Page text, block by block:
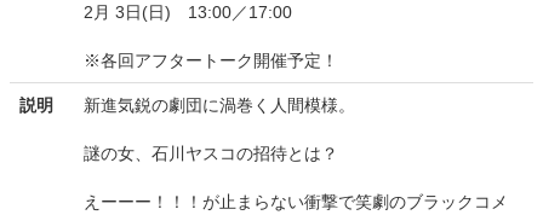
2月 3日(日) 13:00／17:00
※各回アフタートーク開催予定！
説明 新進気鋭の劇団に渦巻く人間模様。
謎の女、石川ヤスコの招待とは？
えーーー！！！が止まらない衝撃で笑劇のブラックコメ